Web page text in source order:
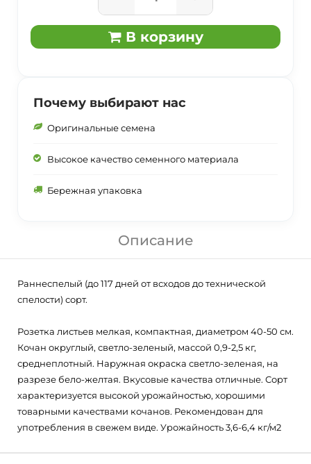
В корзину
Почему выбирают нас
Оригинальные семена
Высокое качество семенного материала
Бережная упаковка
Описание
Раннеспелый (до 117 дней от всходов до технической
спелости) сорт.
Розетка листьев мелкая, компактная, диаметром 40-50 см.
Кочан округлый, светло-зеленый, массой 0,9-2,5 кг,
среднеплотный. Наружная окраска светло-зеленая, на
разрезе бело-желтая. Вкусовые качества отличные. Сорт
характеризуется высокой урожайностью, хорошими
товарными качествами кочанов. Рекомендован для
употребления в свежем виде. Урожайность 3,6-6,4 кг/м2